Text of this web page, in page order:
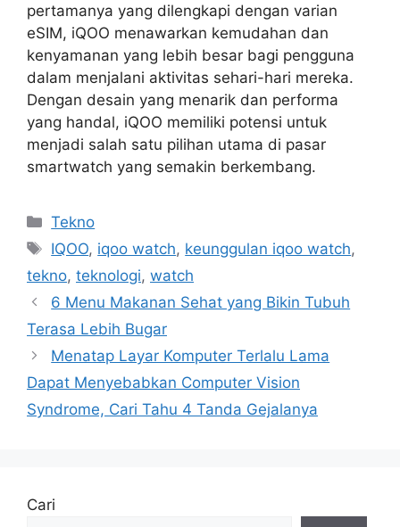
pertamanya yang dilengkapi dengan varian
eSIM, iQOO menawarkan kemudahan dan
kenyamanan yang lebih besar bagi pengguna
dalam menjalani aktivitas sehari-hari mereka.
Dengan desain yang menarik dan performa
yang handal, iQOO memiliki potensi untuk
menjadi salah satu pilihan utama di pasar
smartwatch yang semakin berkembang.
Kategori
Tekno
Tag
IQOO, iqoo watch, keunggulan iqoo watch,
tekno, teknologi, watch
6 Menu Makanan Sehat yang Bikin Tubuh
Terasa Lebih Bugar
Menatap Layar Komputer Terlalu Lama
Dapat Menyebabkan Computer Vision
Syndrome, Cari Tahu 4 Tanda Gejalanya
Cari